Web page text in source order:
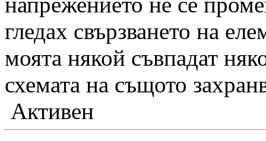
гледах свързването на
моята някой съвпадат
схемата на същото
Активен